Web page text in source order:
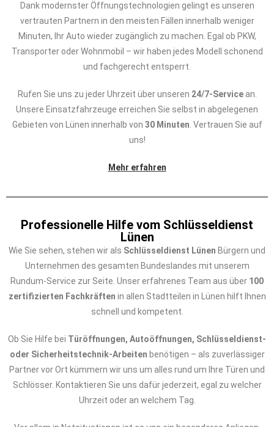
Dank modernster Öffnungstechnologien gelingt es unseren
vertrauten Partnern in den meisten Fällen innerhalb weniger
Minuten, Ihr Auto wieder zugänglich zu machen. Egal ob PKW,
Transporter oder Wohnmobil – wir haben jedes Modell schonend
und fachgerecht entsperrt.
Rufen Sie uns zu jeder Uhrzeit über unseren 24/7-Servicean.
Unsere Einsatzfahrzeuge erreichen Sie selbst in abgelegenen
Gebieten von Lünen innerhalb von 30 Minuten . Vertrauen Sie auf
uns!
Mehr erfahren
Professionelle Hilfe vom Schlüsseldienst
Lünen
Wie Sie sehen, stehen wir als Schlüsseldienst Lünen Bürgern und
Unternehmen des gesamten Bundeslandes mit unserem
Rundum-Service zur Seite. Unser erfahrenes Team aus über 100
zertifizierten Fachkräften in allen Stadtteilen in Lünen hilft Ihnen
schnell und kompetent.
Ob Sie Hilfe bei Türöffnungen, Autoöffnungen, Schlüsseldienst-
oder Sicherheitstechnik-Arbeiten benötigen – als zuverlässiger
Partner vor Ort kümmern wir uns um alles rund um Ihre Türen und
Schlösser. Kontaktieren Sie uns dafür jederzeit, egal zu welcher
Uhrzeit oder an welchem Tag.